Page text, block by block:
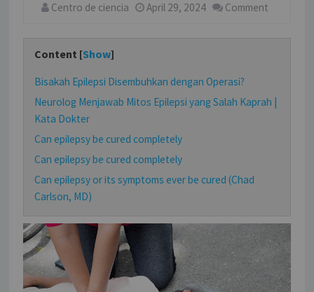
Centro de ciencia April 29, 2024 Comment
Content [Show]
Bisakah Epilepsi Disembuhkan dengan Operasi?
Neurolog Menjawab Mitos Epilepsi yang Salah Kaprah |
Kata Dokter
Can epilepsy be cured completely
Can epilepsy be cured completely
Can epilepsy or its symptoms ever be cured (Chad
Carlson, MD)